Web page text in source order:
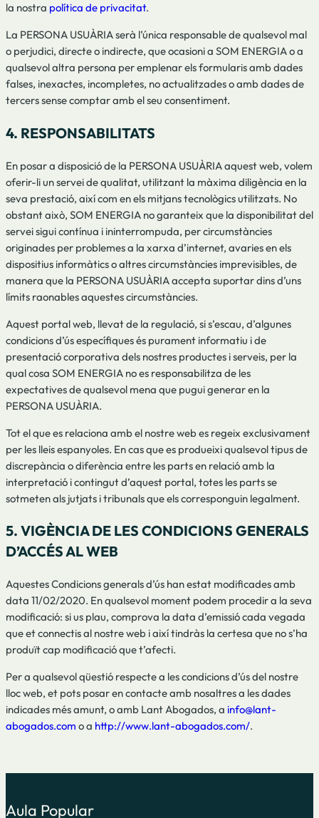
la nostra política de privacitat.
La PERSONA USUÀRIA serà l’única responsable de qualsevol mal
o perjudici, directe o indirecte, que ocasioni a SOM ENERGIA o a
qualsevol altra persona per emplenar els formularis amb dades
falses, inexactes, incompletes, no actualitzades o amb dades de
tercers sense comptar amb el seu consentiment.
4. RESPONSABILITATS
En posar a disposició de la PERSONA USUÀRIA aquest web, volem
oferir-li un servei de qualitat, utilitzant la màxima diligència en la
seva prestació, així com en els mitjans tecnològics utilitzats. No
obstant això, SOM ENERGIA no garanteix que la disponibilitat del
servei sigui contínua i ininterrompuda, per circumstàncies
originades per problemes a la xarxa d’internet, avaries en els
dispositius informàtics o altres circumstàncies imprevisibles, de
manera que la PERSONA USUÀRIA accepta suportar dins d’uns
límits raonables aquestes circumstàncies.
Aquest portal web, llevat de la regulació, si s’escau, d’algunes
condicions d’ús específiques és purament informatiu i de
presentació corporativa dels nostres productes i serveis, per la
qual cosa SOM ENERGIA no es responsabilitza de les
expectatives de qualsevol mena que pugui generar en la
PERSONA USUÀRIA.
Tot el que es relaciona amb el nostre web es regeix exclusivament
per les lleis espanyoles. En cas que es produeixi qualsevol tipus de
discrepància o diferència entre les parts en relació amb la
interpretació i contingut d’aquest portal, totes les parts se
sotmeten als jutjats i tribunals que els corresponguin legalment.
5. VIGÈNCIA DE LES CONDICIONS GENERALS
D’ACCÉS AL WEB
Aquestes Condicions generals d’ús han estat modificades amb
data 11/02/2020. En qualsevol moment podem procedir a la seva
modificació: si us plau, comprova la data d’emissió cada vegada
que et connectis al nostre web i així tindràs la certesa que no s’ha
produït cap modificació que t’afecti.
Per a qualsevol qüestió respecte a les condicions d’ús del nostre
lloc web, et pots posar en contacte amb nosaltres a les dades
indicades més amunt, o amb Lant Abogados, a info@lant-
abogados.com o a http://www.lant-abogados.com/.
Aula Popular